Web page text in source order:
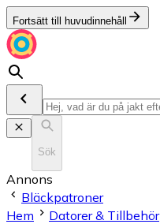
Fortsätt till huvudinnehåll
Sök
Annons
Bläckpatroner
Hem
Datorer & Tillbehör